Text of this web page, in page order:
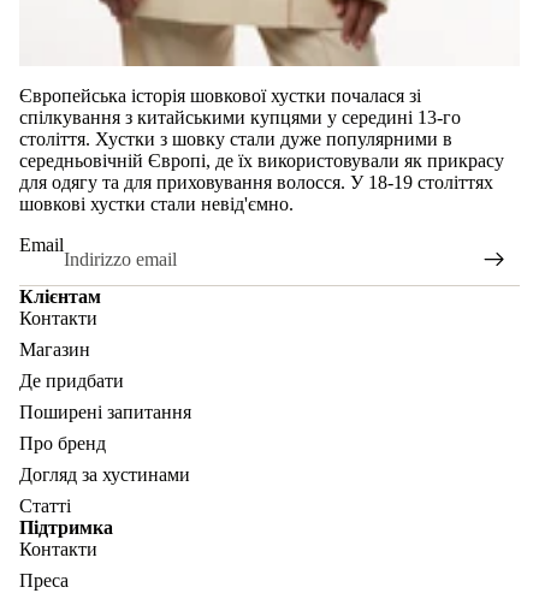
Європейська історія шовкової хустки почалася зі
спілкування з китайськими купцями у середині 13-го
століття. Хустки з шовку стали дуже популярними в
середньовічній Європі, де їх використовували як прикрасу
для одягу та для приховування волосся. У 18-19 століттях
шовкові хустки стали невід'ємно.
Email
Клієнтам
Контакти
Магазин
Де придбати
Поширені запитання
Про бренд
Догляд за хустинами
Статті
Підтримка
Контакти
Преса